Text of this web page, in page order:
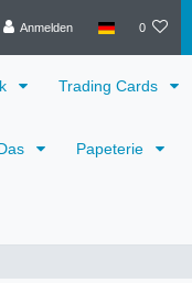
Anmelden 0
Trading Cards
Papeterie